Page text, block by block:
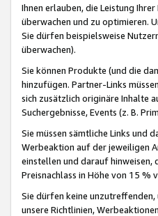
Ihnen erlauben, die Leistung
überwachen und zu optimieren.
Sie dürfen beispielsweise
überwachen).
Sie können Produkte (und die
hinzufügen. Partner-Links
sich zusätzlich originäre Inhalte
Suchergebnisse, Events (z. B.
Sie müssen sämtliche Links und
Werbeaktion auf der jeweiligen
einstellen und darauf hinweisen,
Preisnachlass in Höhe von 15
Sie dürfen keine
unsere Richtlinien,